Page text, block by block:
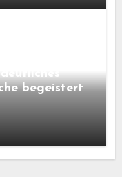
begeistert